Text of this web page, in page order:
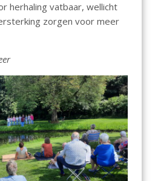
herhaling vatbaar, wellicht
zorgen voor meer